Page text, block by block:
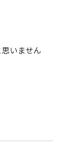
いません